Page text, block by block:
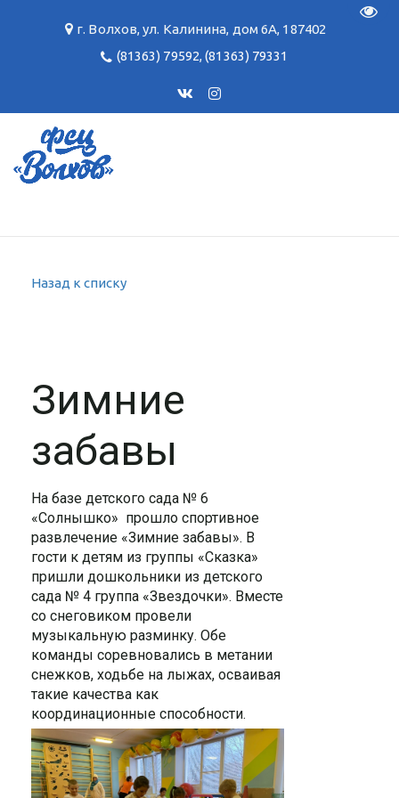
г. Волхов,ул. Калинина, дом 6А, 187402
(81363) 79592,(81363) 79331
Назад к списку
Зимние
забавы
На базе детского сада № 6
«Солнышко» прошло спортивное
развлечение «Зимние забавы». В
гости к детям из группы «Сказка»
пришли дошкольники из детского
сада № 4 группа «Звездочки». Вместе
со снеговиком провели
музыкальную разминку. Обе
команды соревновались в метании
снежков, ходьбе на лыжах, осваивая
такие качества как
координационные способности.